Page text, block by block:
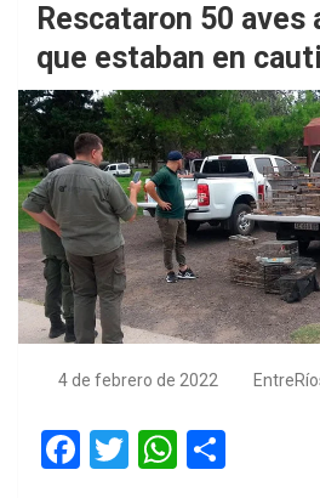
Rescataron 50
que estaban en
4 de febrero de 2022
F
T
W